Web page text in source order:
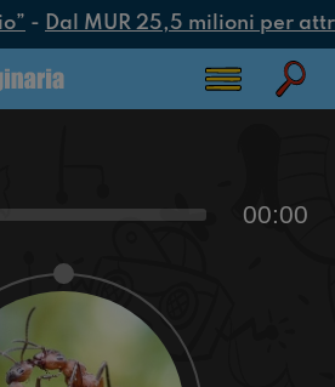
- Dal MUR 25,5 milioni per
00:00